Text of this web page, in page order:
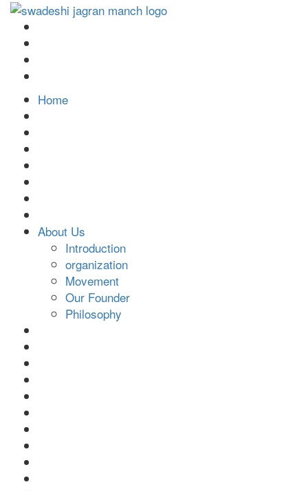
Home
About Us
Introduction
organization
Movement
Our Founder
Philosophy